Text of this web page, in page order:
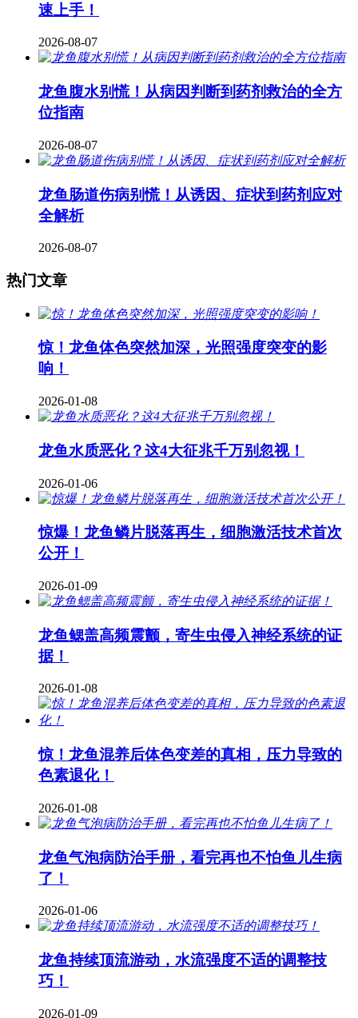
速上手！
2026-08-07
龙鱼腹水别慌！从病因判断到药剂救治的全方
位指南
2026-08-07
龙鱼肠道伤病别慌！从诱因、症状到药剂应对
全解析
2026-08-07
热门文章
惊！龙鱼体色突然加深，光照强度突变的影
响！
2026-01-08
龙鱼水质恶化？这4大征兆千万别忽视！
2026-01-06
惊爆！龙鱼鳞片脱落再生，细胞激活技术首次
公开！
2026-01-09
龙鱼鳃盖高频震颤，寄生虫侵入神经系统的证
据！
2026-01-08
惊！龙鱼混养后体色变差的真相，压力导致的
色素退化！
2026-01-08
龙鱼气泡病防治手册，看完再也不怕鱼儿生病
了！
2026-01-06
龙鱼持续顶流游动，水流强度不适的调整技
巧！
2026-01-09